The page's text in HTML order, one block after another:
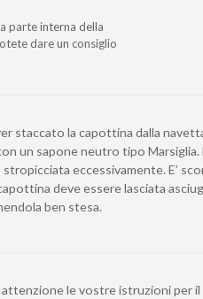
parte interna della
dare un consiglio
staccato la capottina dalla
un sapone neutro tipo Marsiglia.
eccessivamente. E’
deve essere lasciata
ben stesa.
le vostre istruzioni per il